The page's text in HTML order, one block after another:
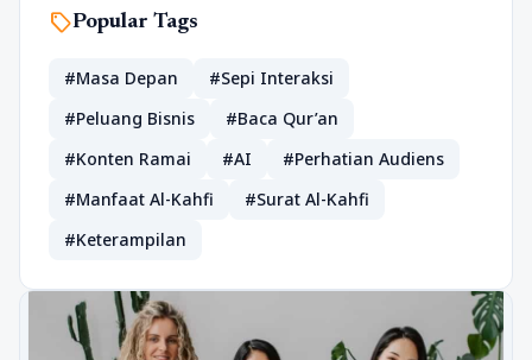
sellPopular Tags
#Masa Depan
#Sepi Interaksi
#Peluang Bisnis
#Baca Qur’an
#Konten Ramai
#AI
#Perhatian Audiens
#Manfaat Al-Kahfi
#Surat Al-Kahfi
#Keterampilan